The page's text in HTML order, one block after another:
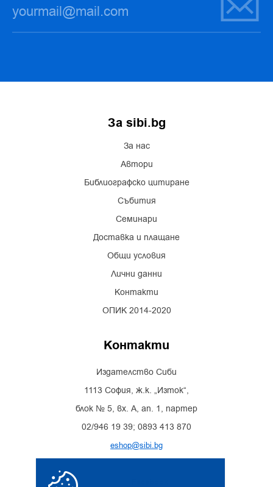
За sibi.bg
За нас
Автори
Библиографско цитиране
Събития
Семинари
Доставка и плащане
Общи условия
Лични данни
Контакти
ОПИК 2014-2020
Контакти
Издателство Сиби
1113 София, ж.к. „Изток“,
блок № 5, вх. А, ап. 1, партер
02/946 19 39; 0893 413 870
eshop@sibi.bg